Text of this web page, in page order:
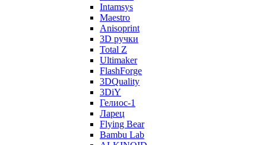
Intamsys
Maestro
Anisoprint
3D ручки
Total Z
Ultimaker
FlashForge
3DQuality
3DiY
Гелиос-1
Ларец
Flying Bear
Bambu Lab